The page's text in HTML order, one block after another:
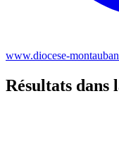
www.diocese-
Résultats dans